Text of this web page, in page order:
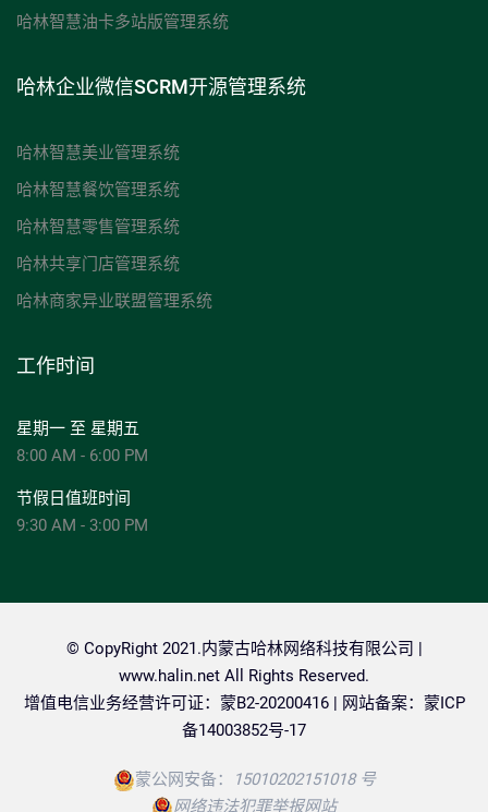
哈林智慧油卡多站版管理系统
哈林企业微信SCRM开源管理系统
哈林智慧美业管理系统
哈林智慧餐饮管理系统
哈林智慧零售管理系统
哈林共享门店管理系统
哈林商家异业联盟管理系统
工作时间
星期一 至 星期五
8:00 AM - 6:00 PM
节假日值班时间
9:30 AM - 3:00 PM
© CopyRight 2021.内蒙古哈林网络科技有限公司 |
www.halin.net All Rights Reserved.
增值电信业务经营许可证：蒙B2-20200416 | 网站备案： 蒙ICP
备14003852号-17
蒙公网安备：
15010202151018 号
网络违法犯罪举报网站